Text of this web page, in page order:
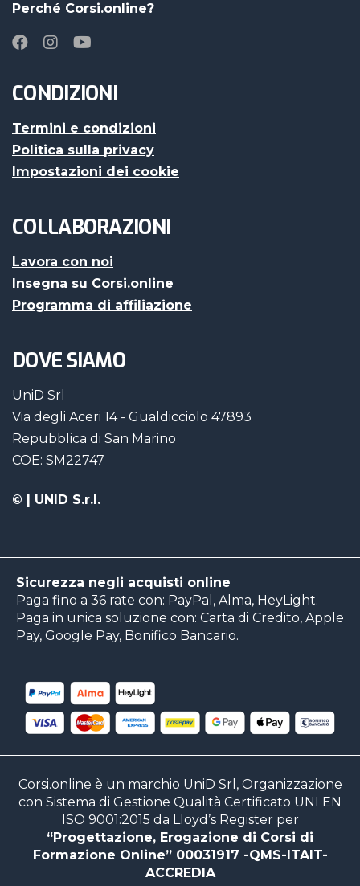
Perché Corsi.online?
CONDIZIONI
Termini e condizioni
Politica sulla privacy
Impostazioni dei cookie
COLLABORAZIONI
Lavora con noi
Insegna su Corsi.online
Programma di affiliazione
DOVE SIAMO
UniD Srl
Via degli Aceri 14 - Gualdicciolo 47893
Repubblica di San Marino
COE: SM22747
© | UNID S.r.l.
Sicurezza negli acquisti online
Paga fino a 36 rate con: PayPal, Alma, HeyLight.
Paga in unica soluzione con: Carta di Credito, Apple
Pay, Google Pay, Bonifico Bancario.
Corsi.online è un marchio UniD Srl, Organizzazione
con Sistema di Gestione Qualità Certificato UNI EN
ISO 9001:2015 da Lloyd’s Register per
“Progettazione, Erogazione di Corsi di
Formazione Online” 00031917 -QMS-ITAIT-
ACCREDIA